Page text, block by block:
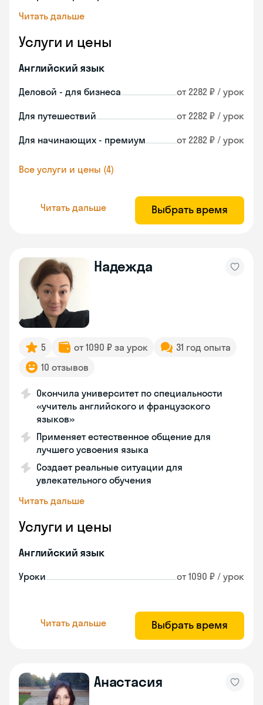
Читать дальше
Услуги и цены
Английский язык
Деловой - для бизнеса от 2282 ₽ / урок
Для путешествий от 2282 ₽ / урок
Для начинающих - премиум от 2282 ₽ / урок
Все услуги и цены (4)
Читать дальше Выбрать время
Надежда
5 от 1090 ₽ за урок
31 год опыта
10 отзывов
Окончила университет по специальности
«учитель английского и французского
языков»
Применяет естественное общение для
лучшего усвоения языка
Создает реальные ситуации для
увлекательного обучения
Читать дальше
Услуги и цены
Английский язык
Уроки от 1090 ₽ / урок
Читать дальше Выбрать время
Анастасия